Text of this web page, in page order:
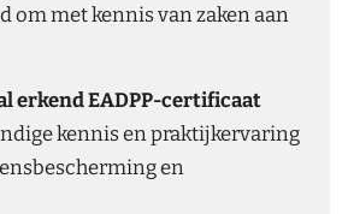
om met kennis van zaken aan
erkend EADPP-certificaat
kennis en praktijkervaring
en